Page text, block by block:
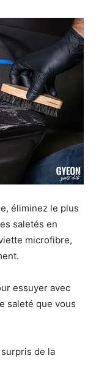
éliminez le plus
saletés en
microfibre,
essuyer avec
saleté que vous
de la